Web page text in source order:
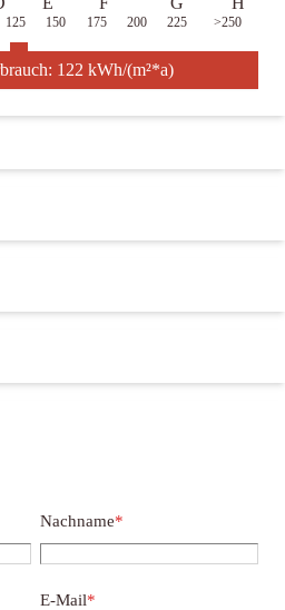
125 150 175 200 225 >250
122 kWh/(m²*a)
Nachname*
E-Mail*